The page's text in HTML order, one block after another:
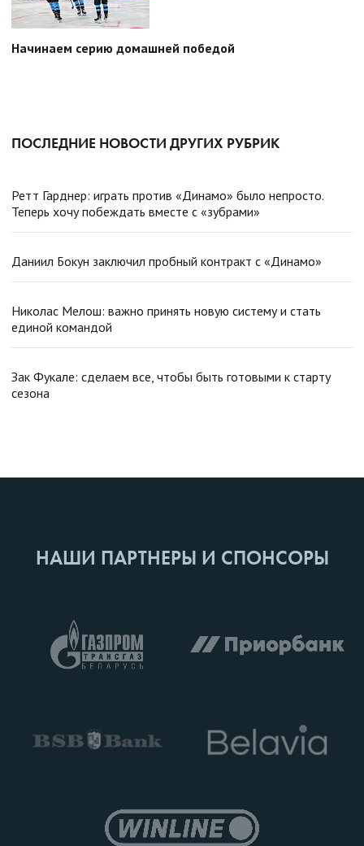
Начинаем серию домашней победой
ПОСЛЕДНИЕ НОВОСТИ ДРУГИХ РУБРИК
Ретт Гарднер: играть против «Динамо» было непросто.
Теперь хочу побеждать вместе с «зубрами»
Даниил Бокун заключил пробный контракт с «Динамо»
Николас Мелош: важно принять новую систему и стать
единой командой
Зак Фукале: сделаем все, чтобы быть готовыми к старту
сезона
НАШИ ПАРТНЕРЫ И СПОНСОРЫ